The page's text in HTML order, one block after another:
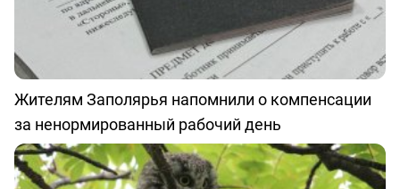
Жителям Заполярья напомнили о компенсации
за ненормированный рабочий день